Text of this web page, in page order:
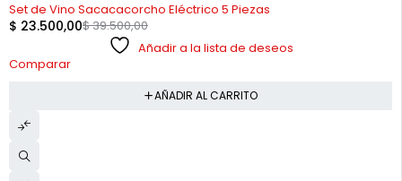
Set de Vino Sacacacorcho Eléctrico 5 Piezas
$39.500,00
$ 23.500,00
Añadir a la lista de deseos
Comparar
AÑADIR AL CARRITO